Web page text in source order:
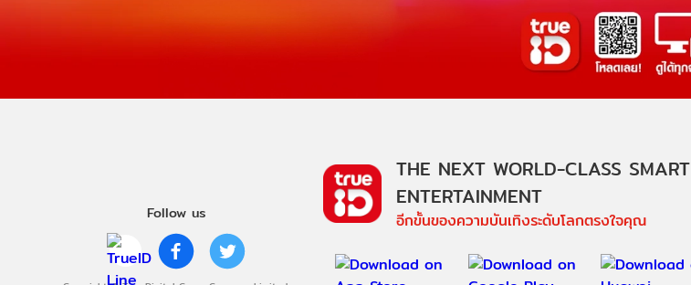
Follow us
THE NEXT WORLD-CLASS SMART
ENTERTAINMENT
อีกขั้นของความบันเทิงระดับโลกตรงใจคุณ